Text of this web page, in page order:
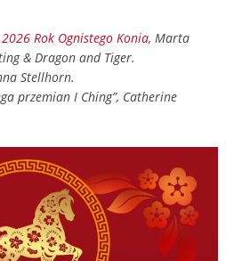
Rok Ognistego Konia, Marta
& Dragon and Tiger.
Stellhorn.
przemian I Ching”, Catherine